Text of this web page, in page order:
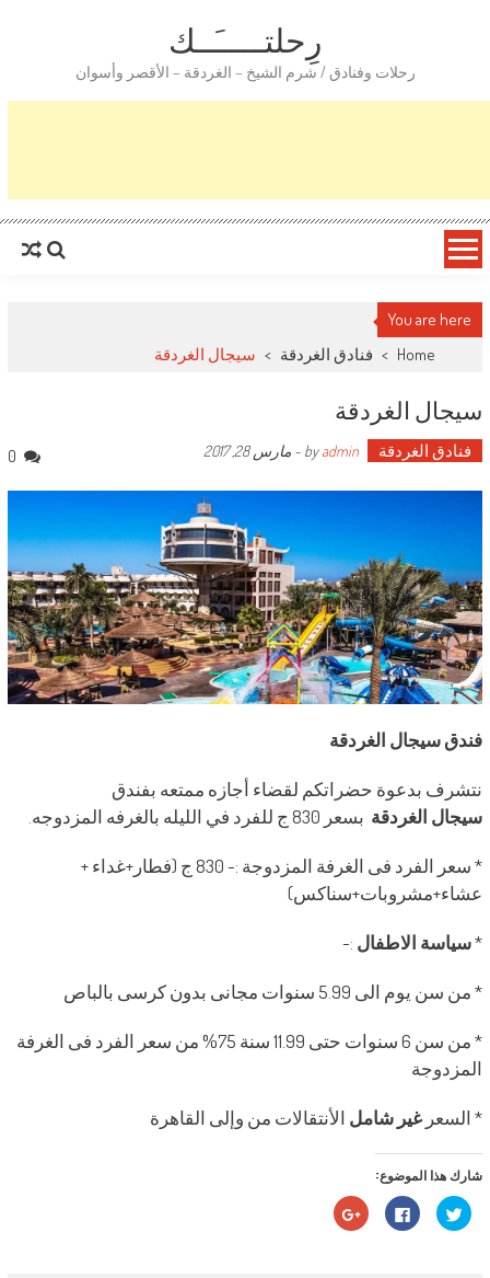
رِحلتـــــَــك
رحلات وفنادق / شرم الشيخ – الغردقة – الأقصر وأسوان
You are here
Home
> فنادق الغردقة > سيجال الغردقة
سيجال الغردقة
فنادق الغردقة admin
- مارس 28, 2017 0
فندق سيجال الغردقة
نتشرف بدعوة حضراتكم لقضاء أجازه ممتعه بفندق
سيجال الغردقة بسعر 830 ج للفرد في الليله بالغرفه المزدوجه.
* سعر الفرد فى الغرفة المزدوجة :- 830 ج (فطار+غداء +
عشاء+مشروبات+سناكس)
*سياسة الاطفال :-
* من سن يوم الى 5.99 سنوات مجانى بدون كرسى بالباص
* من سن 6 سنوات حتى 11.99 سنة 75% من سعر الفرد فى الغرفة
المزدوجة
* السعرغير شامل الأنتقالات من وإلى القاهرة
شارك هذا الموضوع:
اضغط
للمشاركة
انقر
للمشاركة
اضغط
للمشاركة